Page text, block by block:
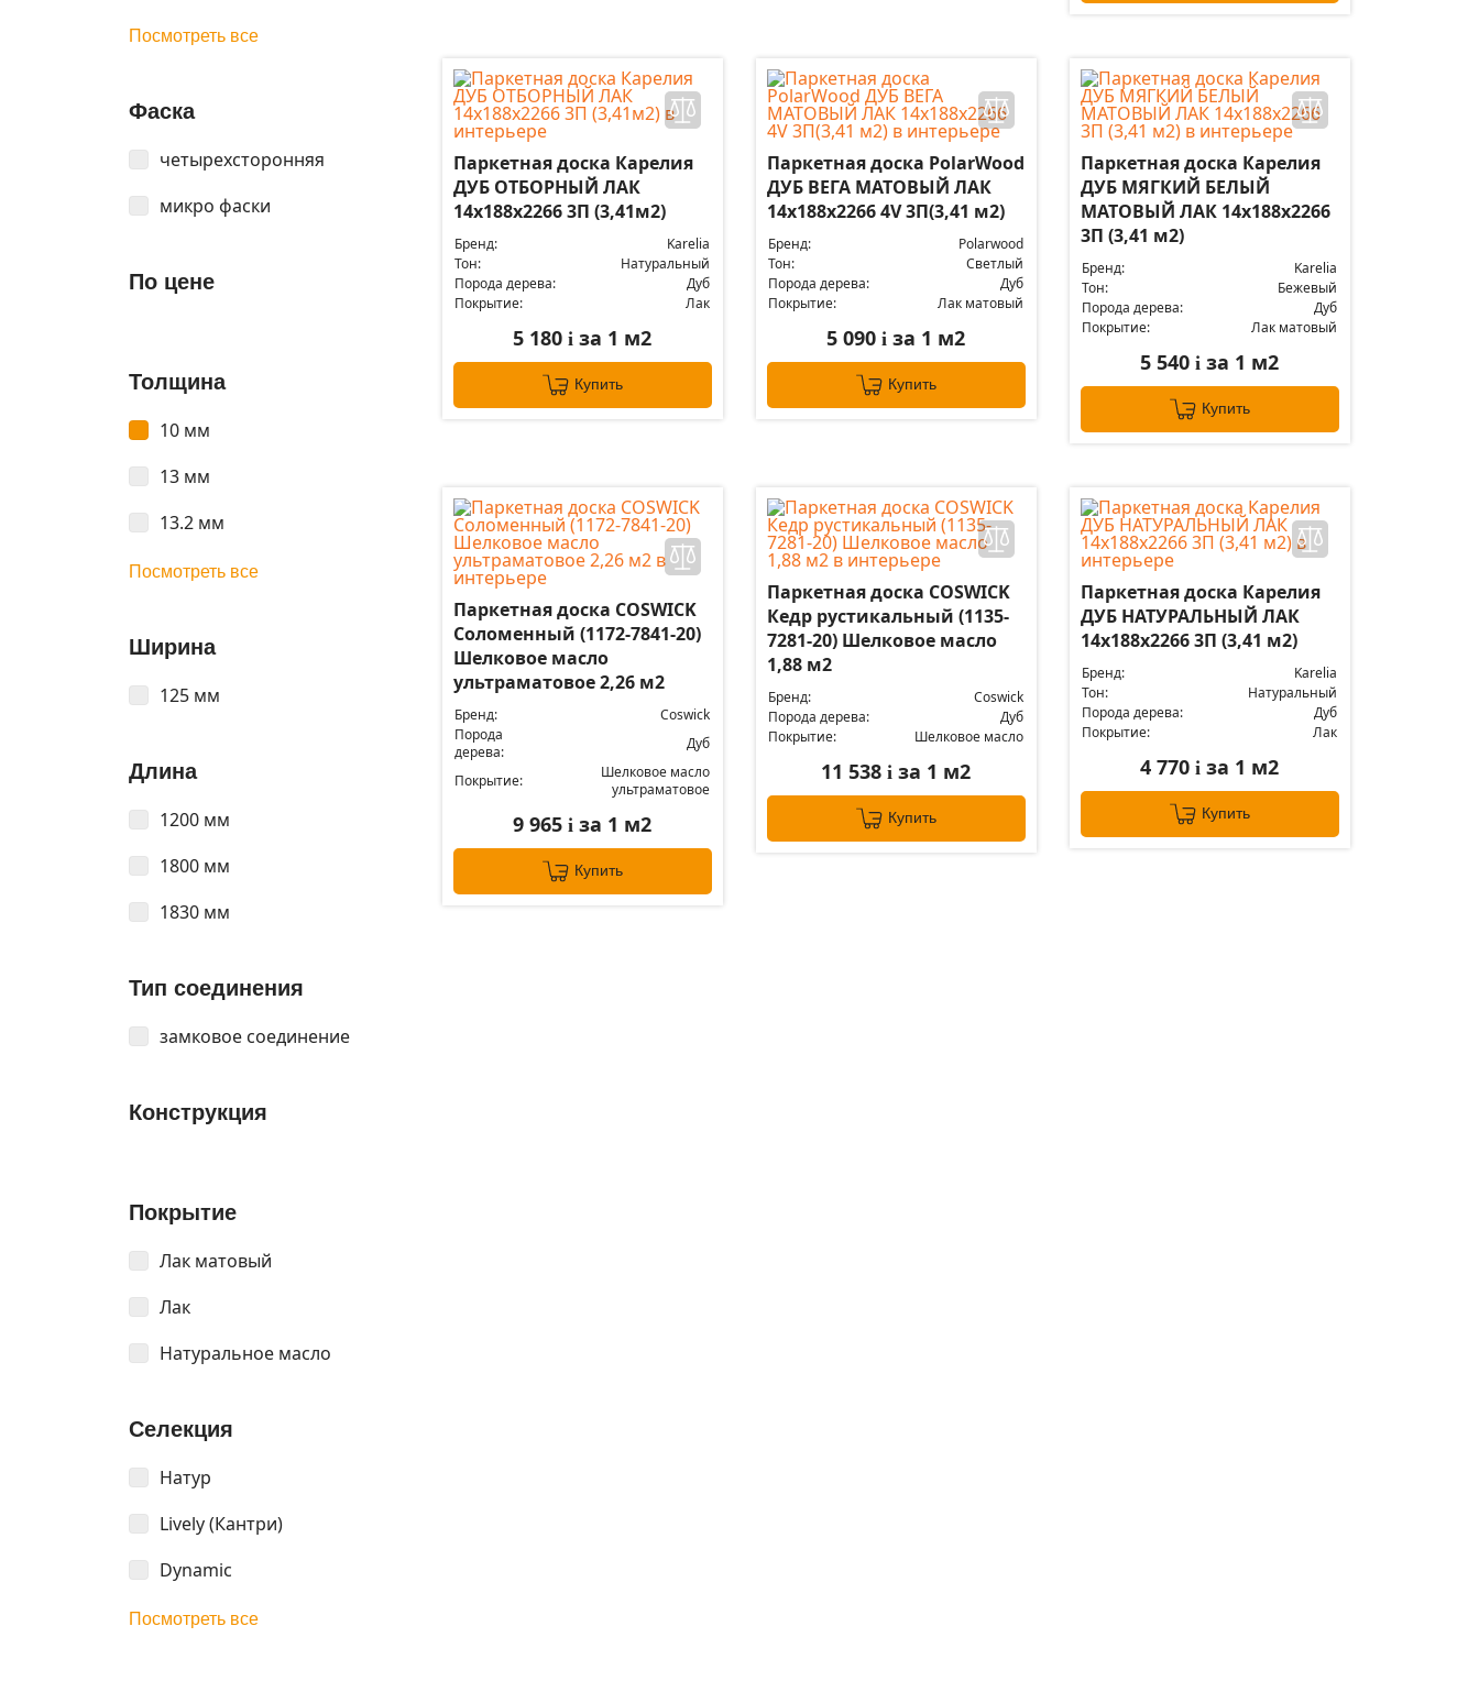
Посмотреть все
Фаска
четырехсторонняя
микро фаски
По цене
Толщина
10 мм
13 мм
13.2 мм
Посмотреть все
Ширина
125 мм
Длина
1200 мм
1800 мм
1830 мм
Тип соединения
замковое соединение
Конструкция
Покрытие
Лак матовый
Лак
Натуральное масло
Селекция
Натур
Lively (Кантри)
Dynamic
Посмотреть все
Паркетная доска Карелия
ДУБ ОТБОРНЫЙ ЛАК
14x188x2266 3П (3,41м2)
Бренд:
Karelia
Тон:
Натуральный
Порода дерева:
Дуб
Покрытие:
Лак
5 180i за 1 м2
Купить
Паркетная доска PolarWood
ДУБ ВЕГА МАТОВЫЙ ЛАК
14x188x2266 4V 3П(3,41 м2)
Бренд:
Polarwood
Тон:
Светлый
Порода дерева:
Дуб
Покрытие:
Лак матовый
5 090i за 1 м2
Купить
Паркетная доска Карелия
ДУБ МЯГКИЙ БЕЛЫЙ
МАТОВЫЙ ЛАК 14x188x2266
3П (3,41 м2)
Бренд:
Karelia
Тон:
Бежевый
Порода дерева:
Дуб
Покрытие:
Лак матовый
5 540i за 1 м2
Купить
Паркетная доска COSWICK
Соломенный (1172-7841-20)
Шелковое масло
ультраматовое 2,26 м2
Бренд:
Coswick
Порода
дерева:
Дуб
Покрытие:
Шелковое масло
ультраматовое
9 965i за 1 м2
Купить
Паркетная доска COSWICK
Кедр рустикальный (1135-
7281-20) Шелковое масло
1,88 м2
Бренд:
Coswick
Порода дерева:
Дуб
Покрытие:
Шелковое масло
11 538i за 1 м2
Купить
Паркетная доска Карелия
ДУБ НАТУРАЛЬНЫЙ ЛАК
14x188x2266 3П (3,41 м2)
Бренд:
Karelia
Тон:
Натуральный
Порода дерева:
Дуб
Покрытие:
Лак
4 770i за 1 м2
Купить